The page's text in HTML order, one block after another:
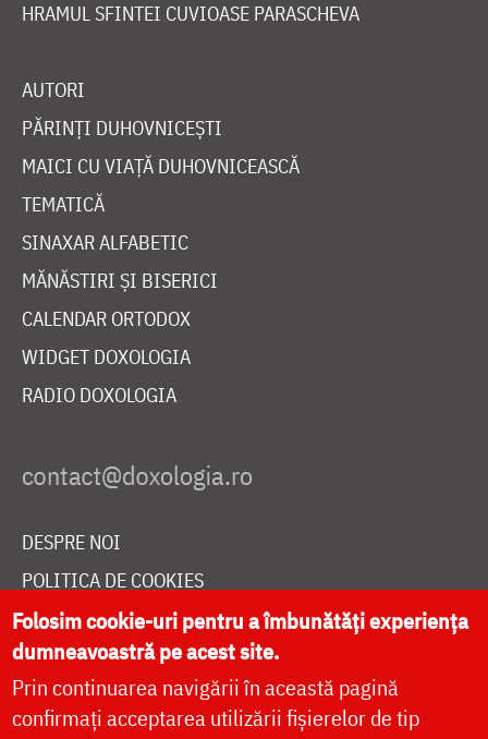
HRAMUL SFINTEI CUVIOASE PARASCHEVA
AUTORI
PĂRINȚI DUHOVNICEȘTI
MAICI CU VIAȚĂ DUHOVNICEASCĂ
TEMATICĂ
SINAXAR ALFABETIC
MĂNĂSTIRI ȘI BISERICI
CALENDAR ORTODOX
WIDGET DOXOLOGIA
RADIO DOXOLOGIA
DESPRE NOI
POLITICA DE COOKIES
DONEAZĂ ONLINE PENTRU CATEDRALA NAȚIONALĂ
LIVE
Folosim cookie-uri pentru a îmbunătăți experiența
dumneavoastră pe acest site.
Prin continuarea navigării în această pagină
confirmați acceptarea utilizării fișierelor de tip